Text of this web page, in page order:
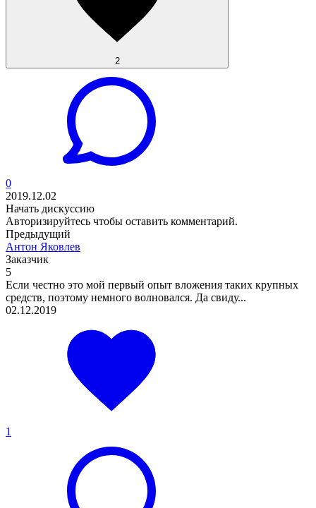
2
0
2019.12.02
Начать дискуссию
Авторизируйтесь чтобы оставить комментарий.
Предыдущий
Антон Яковлев
Заказчик
5
Если честно это мой первый опыт вложения таких крупных
средств, поэтому немного волновался. Да свиду...
02.12.2019
1